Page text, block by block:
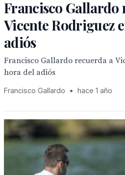
Francisco Gallardo
Vicente Rodriguez
adiós
Francisco Gallardo recuerda a
hora del adiós
Francisco Gallardo • hace 1 año